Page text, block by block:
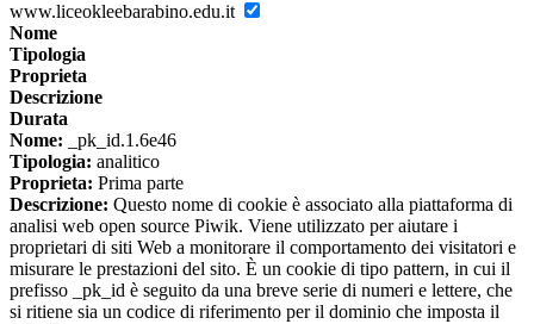
www.liceokleebarabino.edu.it
Nome
Tipologia
Proprieta
Descrizione
Durata
Nome: _pk_id.1.6e46
Tipologia: analitico
Proprieta: Prima parte
Descrizione: Questo nome di cookie è associato alla piattaforma di
analisi web open source Piwik. Viene utilizzato per aiutare i
proprietari di siti Web a monitorare il comportamento dei visitatori e
misurare le prestazioni del sito. È un cookie di tipo pattern, in cui il
prefisso _pk_id è seguito da una breve serie di numeri e lettere, che
si ritiene sia un codice di riferimento per il dominio che imposta il